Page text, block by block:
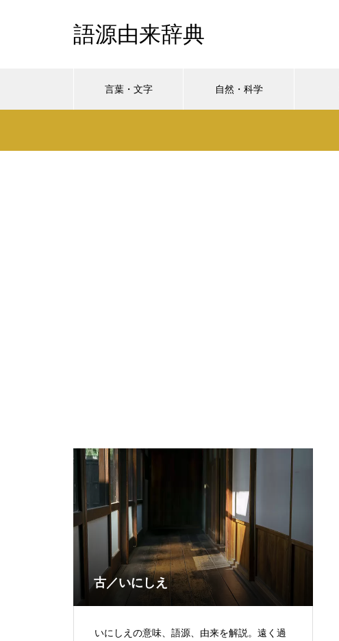
語源由来辞典
言葉・文字 自然・科学
古／いにしえ
いにしえの意味、語源、由来を解説。遠く過